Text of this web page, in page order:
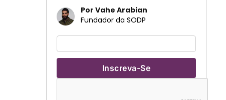
Por Vahe Arabian
Fundador da SODP